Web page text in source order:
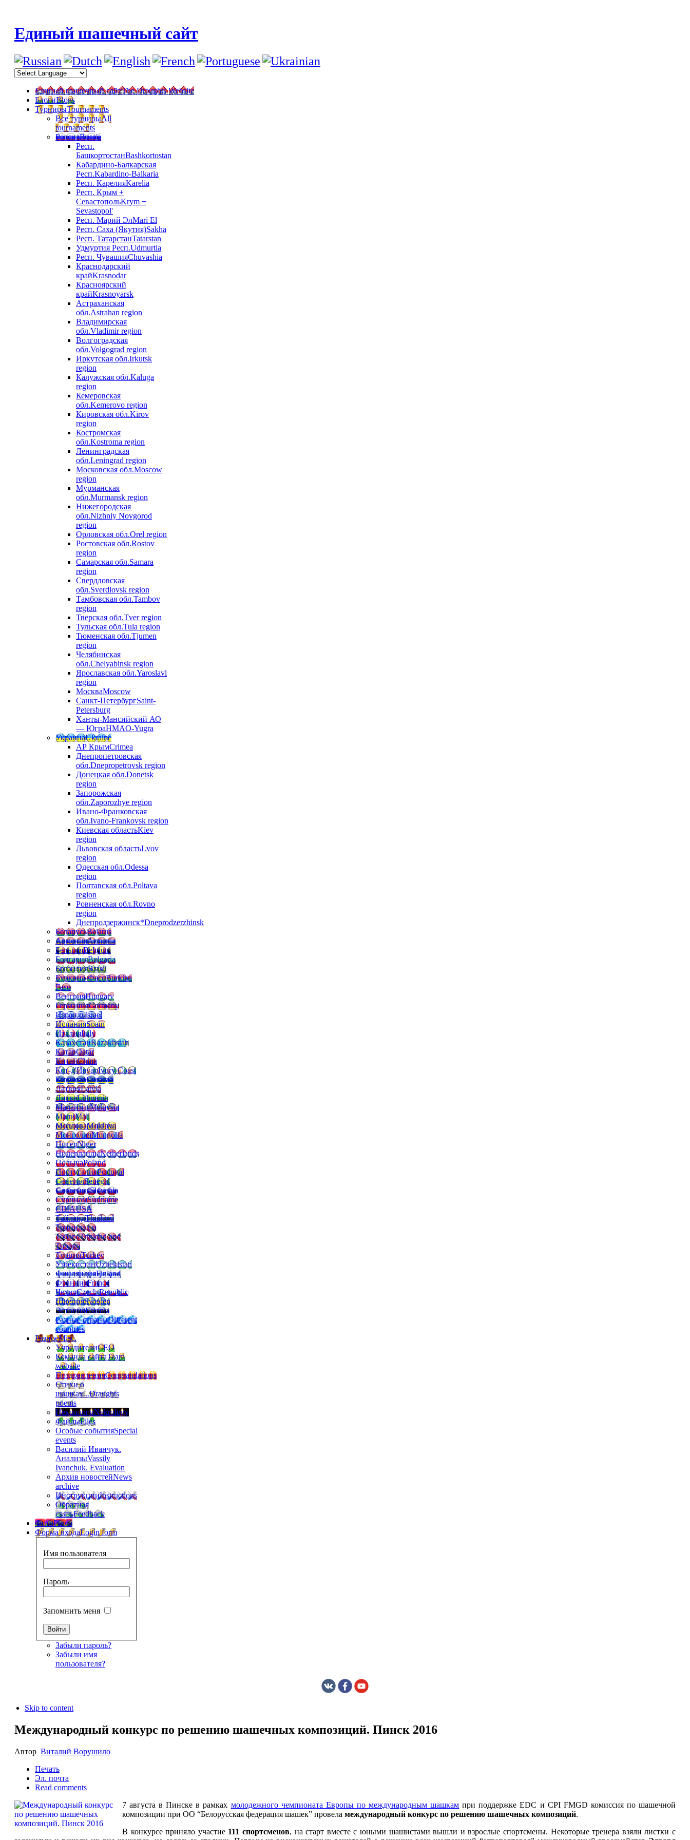
Единый шашечный сайт
Единый шашечный сайтThe Draughts Website
БлогиBlogs
ТурнирыTournaments
Все турнирыAll
tournaments
РоссияRussia
Респ.
БашкортостанBashkortostan
Кабардино-Балкарская
Респ.Kabardino-Balkaria
Респ. КарелияKarelia
Респ. Крым +
СевастопольKrym +
Sevastopol'
Респ. Марий ЭлMari El
Респ. Саха (Якутия)Sakha
Респ. ТатарстанTatarstan
Удмуртия Респ.Udmurtia
Респ. ЧувашияChuvashia
Краснодарский
крайKrasnodar
Красноярский
крайKrasnoyarsk
Астраханская
обл.Astrahan region
Владимирская
обл.Vladimir region
Волгоградская
обл.Volgograd region
Иркутская обл.Irkutsk
region
Калужская обл.Kaluga
region
Кемеровская
обл.Kemerovo region
Кировская обл.Kirov
region
Костромская
обл.Kostroma region
Ленинградская
обл.Leningrad region
Московская обл.Moscow
region
Мурманская
обл.Murmansk region
Нижегородская
обл.Nizhniy Novgorod
region
Орловская обл.Orel region
Ростовская обл.Rostov
region
Самарская обл.Samara
region
Свердловская
обл.Sverdlovsk region
Тамбовская обл.Tambov
region
Тверская обл.Tver region
Тульская обл.Tula region
Тюменская обл.Tjumen
region
Челябинская
обл.Chelyabinsk region
Ярославская обл.Yaroslavl
region
МоскваMoscow
Санкт-ПетербургSaint-
Petersburg
Ханты-Мансийский АО
— ЮграHMAO-Yugra
УкраинаUkraine
АР КрымCrimea
Днепропетровская
обл.Dnepropetrovsk region
Донецкая обл.Donetsk
region
Запорожская
обл.Zaporozhye region
Ивано-Франковская
обл.Ivano-Frankovsk region
Киевская областьKiev
region
Львовская областьLvov
region
Одесская обл.Odessa
region
Полтавская обл.Poltava
region
Ровненская обл.Rovno
region
Днепродзержинск*Dneprodzerzhinsk
БеларусьBelarus
АрменияArmenia
БельгияBelgium
БолгарияBulgaria
БразилияBrasil
Буркина-ФасоBurkina
Faso
ВенгрияHungary
ГерманияGermany
ИзраильIsrael
ИспанияSpain
ИталияItaly
КазахстанKazakhstan
КатарQatar
КитайChina
Кот-д'ИвуарIvory Coast
КюрасаоCuracao
ЛатвияLatvia
ЛитваLithuania
МалайзияMalaysia
МалиMali
МолдоваMoldova
МонголияMongolia
НигерNiger
НидерландыNetherlands
ПольшаPoland
ПортугалияPortugal
СенегалSenegal
СловенияSlovenia
СуринамSuriname
СШАUSA
ТайландThailand
Тринидад и
ТобагоTrinidad and
Tobago
ТурцияTurkey
УзбекистанUzbekistan
ФинляндияFinland
ФранцияFrance
ЧехияCzech Republic
ШвецияSweden
ЭстонияEstonia
Разные страныDifferent
countries
РазноеMisc.
УчредителиCEO
Команда сайтаTeam
website
ПоздравленияCongratulations
Стихи о
шашках...Draughts
poems
НекрологиNekrology
ФайлыFiles
Особые событияSpecial
events
Василий Иванчук.
АнализыVassily
Ivanchuk. Evaluation
Архив новостейNews
archive
ИнструкцииInstructions
Обратная
связьFeedback
ФотоPhoto
Форма входаLogin form
Имя пользователя
Пароль
Запомнить меня
Забыли пароль?
Забыли имя
пользователя?
Skip to content
Международный конкурс по решению шашечных композиций. Пинск 2016
Автор Виталий Ворушило
Печать
Эл. почта
Read comments
7 августа в Пинске в рамках молодежного чемпионата Европы по международным шашкам при поддержке EDC и CPI FMGD комиссия по шашечной
композиции при ОО “Белорусская федерация шашек” провела международный конкурс по решению шашечных композиций.
В конкурсе приняло участие 111 спортсменов, на старт вместе с юными шашистами вышли и взрослые спортсмены. Некоторые тренера взяли листки с